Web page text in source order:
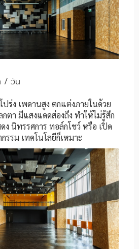
/ วัน
ปร่ง เพดานสูง ตกแต่งภายในด้วย
ตา มีแสงแดดส่องถึง ทำให้ไม่รู้สึก
ง นิทรรศการ ทอล์กโชว์ หรือ เปิด
รรม เทคโนโลยีก็เหมาะ